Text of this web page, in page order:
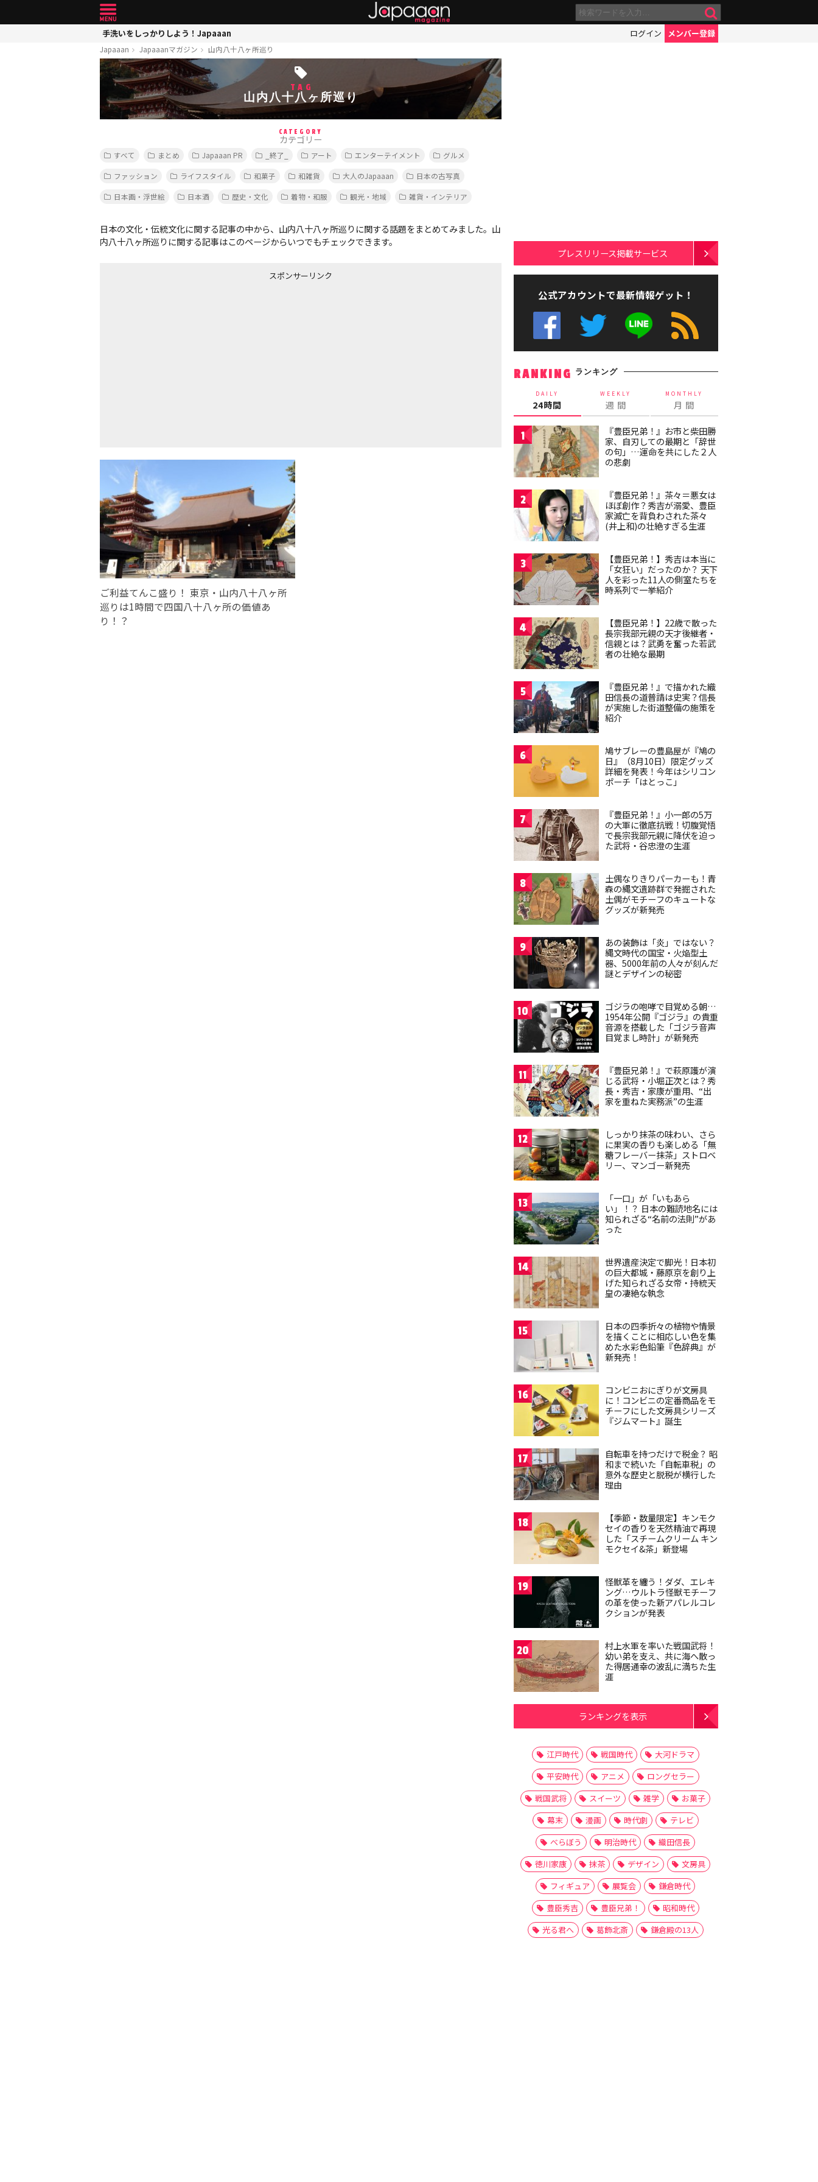
手洗いをしっかりしよう！Japaaan ログイン メンバー登録
Japaaan Japaaanマガジン 山内八十八ヶ所巡り
TAG
山内八十八ヶ所巡り
CATEGORY
カテゴリー
すべて まとめ Japaaan PR _終了_ アート エンターテイメント
グルメ
ファッション
ライフスタイル 和菓子 和雑貨 大人のJapaaan
日本の古写真
日本画・浮世絵
日本酒 歴史・文化 着物・和服 観光・地域 雑貨・インテリア
日本の文化・伝統文化に関する記事の中から、山内八十八ヶ所巡りに関する話題をまとめてみました。山
内八十八ヶ所巡りに関する記事はこのページからいつでもチェックできます。
スポンサーリンク
ご利益てんこ盛り！ 東京・山内八十八ヶ所
巡りは1時間で四国八十八ヶ所の価値あ
り！？
プレスリリース掲載サービス
公式アカウントで最新情報ゲット！
RANKING ランキング
DAILY
24時間
WEEKLY
週 間
MONTHLY
月 間
1
『豊臣兄弟！』お市と柴田勝
家、自刃しての最期と「辞世
の句」…運命を共にした２人
の悲劇
2
『豊臣兄弟！』茶々＝悪女は
ほぼ創作？秀吉が溺愛、豊臣
家滅亡を背負わされた茶々
(井上和)の壮絶すぎる生涯
3
【豊臣兄弟！】秀吉は本当に
「女狂い」だったのか？ 天下
人を彩った11人の側室たちを
時系列で一挙紹介
4
【豊臣兄弟！】22歳で散った
長宗我部元親の天才後継者・
信親とは？武勇を奮った若武
者の壮絶な最期
5
『豊臣兄弟！』で描かれた織
田信長の道普請は史実？信長
が実施した街道整備の施策を
紹介
6
鳩サブレーの豊島屋が『鳩の
日』（8月10日）限定グッズ
詳細を発表！今年はシリコン
ポーチ「はとっこ」
7
『豊臣兄弟！』小一郎の5万
の大軍に徹底抗戦！切腹覚悟
で長宗我部元親に降伏を迫っ
た武将・谷忠澄の生涯
8
土偶なりきりパーカーも！青
森の縄文遺跡群で発掘された
土偶がモチーフのキュートな
グッズが新発売
9
あの装飾は「炎」ではない？
縄文時代の国宝・火焔型土
器、5000年前の人々が刻んだ
謎とデザインの秘密
10
ゴジラの咆哮で目覚める朝…
1954年公開『ゴジラ』の貴重
音源を搭載した「ゴジラ音声
目覚まし時計」が新発売
11
『豊臣兄弟！』で萩原護が演
じる武将・小堀正次とは？秀
長・秀吉・家康が重用、“出
家を重ねた実務派”の生涯
12
しっかり抹茶の味わい、さら
に果実の香りも楽しめる「無
糖フレーバー抹茶」ストロベ
リー、マンゴー新発売
13
「一口」が「いもあら
い」！？ 日本の難読地名には
知られざる“名前の法則”があ
った
14
世界遺産決定で脚光！日本初
の巨大都城・藤原京を創り上
げた知られざる女帝・持統天
皇の凄絶な執念
15
日本の四季折々の植物や情景
を描くことに相応しい色を集
めた水彩色鉛筆『色辞典』が
新発売！
16
コンビニおにぎりが文房具
に！コンビニの定番商品をモ
チーフにした文房具シリーズ
『ジムマート』誕生
17
自転車を持つだけで税金？ 昭
和まで続いた「自転車税」の
意外な歴史と脱税が横行した
理由
18
【季節・数量限定】キンモク
セイの香りを天然精油で再現
した「スチームクリーム キン
モクセイ&茶」新登場
19
怪獣革を纏う！ダダ、エレキ
ング…ウルトラ怪獣モチーフ
の革を使った新アパレルコレ
クションが発表
20
村上水軍を率いた戦国武将！
幼い弟を支え、共に海へ散っ
た得居通幸の波乱に満ちた生
涯
ランキングを表示
江戸時代 戦国時代
大河ドラマ
平安時代
アニメ
ロングセラー
戦国武将
スイーツ 雑学
お菓子
幕末
漫画 時代劇
テレビ
べらぼう
明治時代
織田信長
徳川家康
抹茶 デザイン
文房具
フィギュア
展覧会
鎌倉時代
豊臣秀吉
豊臣兄弟！
昭和時代
光る君へ
葛飾北斎 鎌倉殿の13人